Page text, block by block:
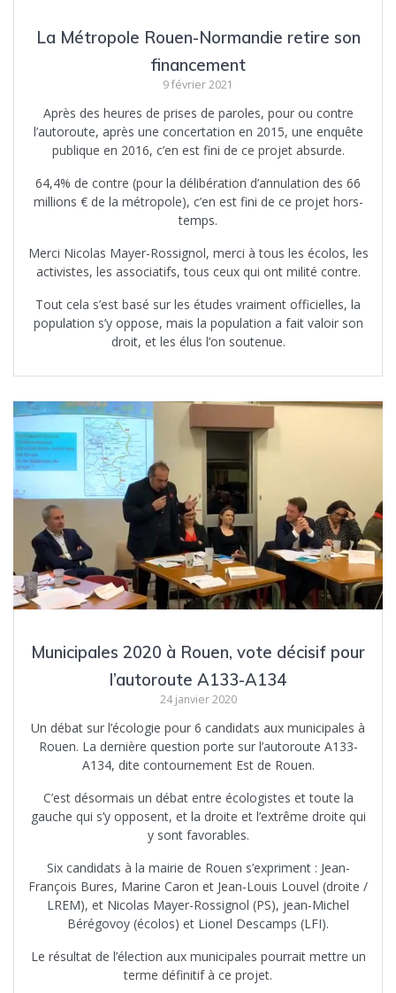
La Métropole Rouen-Normandie retire son
financement
9 février 2021
Après des heures de prises de paroles, pour ou contre
l’autoroute, après une concertation en 2015, une enquête
publique en 2016, c’en est fini de ce projet absurde.
64,4% de contre (pour la délibération d’annulation des 66
millions € de la métropole), c’en est fini de ce projet hors-
temps.
Merci Nicolas Mayer-Rossignol, merci à tous les écolos, les
activistes, les associatifs, tous ceux qui ont milité contre.
Tout cela s’est basé sur les études vraiment officielles, la
population s’y oppose, mais la population a fait valoir son
droit, et les élus l’on soutenue.
Municipales 2020 à Rouen, vote décisif pour
l’autoroute A133-A134
24 janvier 2020
Un débat sur l’écologie pour 6 candidats aux municipales à
Rouen. La dernière question porte sur l’autoroute A133-
A134, dite contournement Est de Rouen.
C’est désormais un débat entre écologistes et toute la
gauche qui s’y opposent, et la droite et l’extrême droite qui
y sont favorables.
Six candidats à la mairie de Rouen s’expriment : Jean-
François Bures, Marine Caron et Jean-Louis Louvel (droite /
LREM), et Nicolas Mayer-Rossignol (PS), jean-Michel
Bérégovoy (écolos) et Lionel Descamps (LFI).
Le résultat de l’élection aux municipales pourrait mettre un
terme définitif à ce projet.